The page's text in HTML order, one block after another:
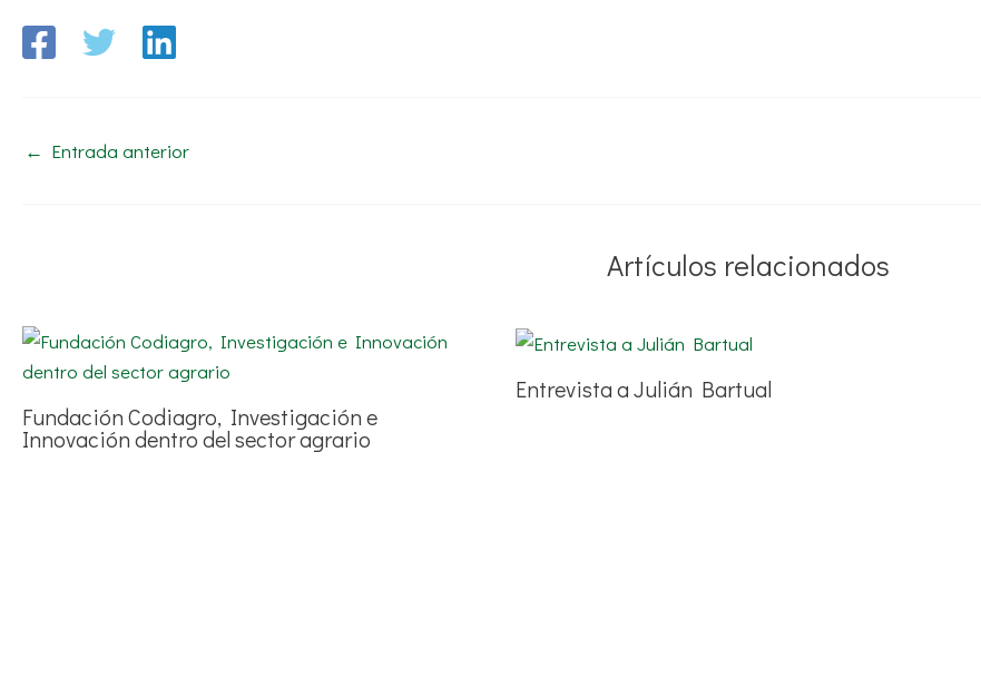
← Entrada anterior
Artículos relacionados
Fundación Codiagro, Investigación e
Innovación dentro del sector agrario
Entrevista a Julián Bartual